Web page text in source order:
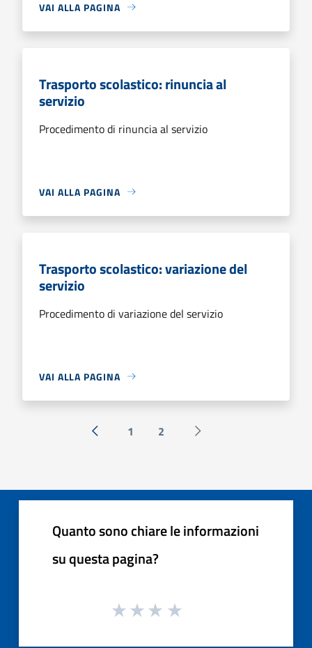
VAI ALLA PAGINA
Trasporto scolastico: rinuncia al
servizio
Procedimento di rinuncia al servizio
VAI ALLA PAGINA
Trasporto scolastico: variazione del
servizio
Procedimento di variazione del servizio
VAI ALLA PAGINA
« Precedente
1 2 Successiva »
Quanto sono chiare le informazioni
su questa pagina?